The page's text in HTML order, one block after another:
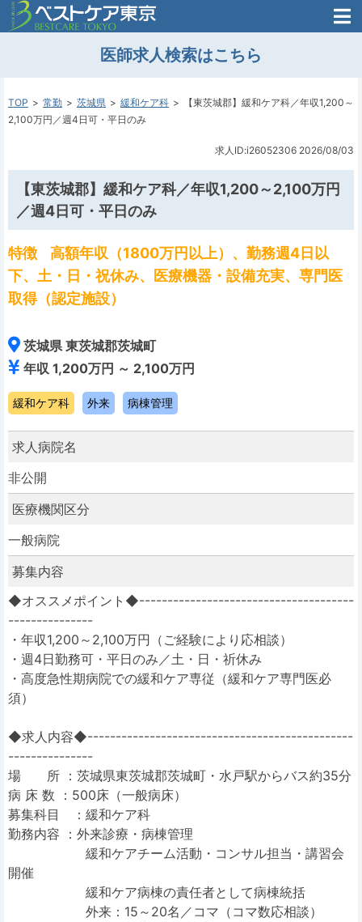
医師がはじめた
医師のための
転職支援
転職支援のお問い合わせ
医師求人検索はこちら
TOP 常勤 茨城県 緩和ケア科
【東茨城郡】緩和ケア科／年収1,200～
2,100万円／週4日可・平日のみ
求人ID:i26052306 2026/08/03
【東茨城郡】緩和ケア科／年収1,200～2,100万円
／週4日可・平日のみ
特徴 高額年収（1800万円以上）、勤務週4日以
下、土・日・祝休み、医療機器・設備充実、専門医
取得（認定施設）
茨城県 東茨城郡茨城町
年収 1,200万円 ～ 2,100万円
緩和ケア科 外来 病棟管理
求人病院名
非公開
医療機関区分
一般病院
募集内容
◆オススメポイント◆--------------------------------------
---------------
・年収1,200～2,100万円（ご経験により応相談）
・週4日勤務可・平日のみ／土・日・祈休み
・高度急性期病院での緩和ケア専従（緩和ケア専門医必
須）
◆求人内容◆-----------------------------------------------
---------------
場 所 ：茨城県東茨城郡茨城町・水戸駅からバス約35分
病 床 数 ：500床（一般病床）
募集科目 ：緩和ケア科
勤務内容 ：外来診療・病棟管理
緩和ケアチーム活動・コンサル担当・講習会
開催
緩和ケア病棟の責任者として病棟統括
外来：15～20名／コマ（コマ数応相談）